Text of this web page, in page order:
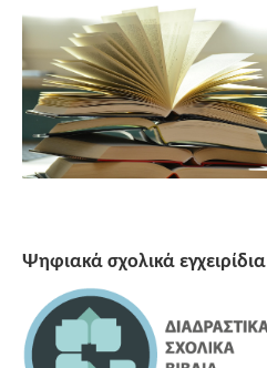
Ψηφιακά σχολικά εγχειρίδια